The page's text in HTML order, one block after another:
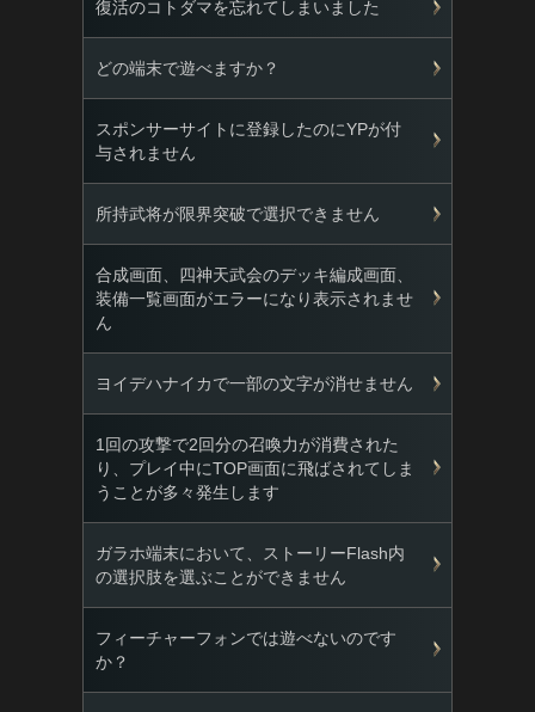
復活のコトダマを忘れてしまいました
どの端末で遊べますか？
スポンサーサイトに登録したのにYPが付
与されません
所持武将が限界突破で選択できません
合成画面、四神天武会のデッキ編成画面、
装備一覧画面がエラーになり表示されませ
ん
ヨイデハナイカで一部の文字が消せません
1回の攻撃で2回分の召喚力が消費された
り、プレイ中にTOP画面に飛ばされてしま
うことが多々発生します
ガラホ端末において、ストーリーFlash内
の選択肢を選ぶことができません
フィーチャーフォンでは遊べないのです
か？